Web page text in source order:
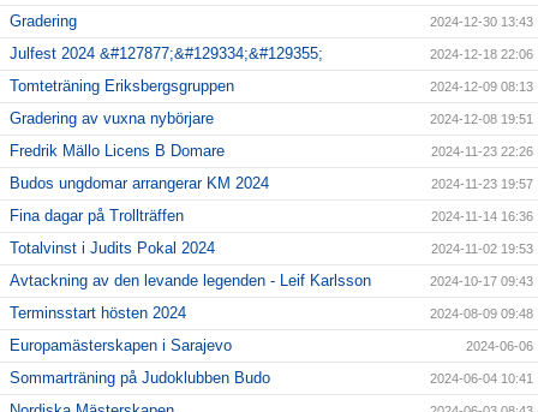
Gradering 2024-12-30 13:43
Julfest 2024 &#127877;&#129334;&#129355; 2024-12-18 22:06
Tomteträning Eriksbergsgruppen 2024-12-09 08:13
Gradering av vuxna nybörjare 2024-12-08 19:51
Fredrik Mällo Licens B Domare 2024-11-23 22:26
Budos ungdomar arrangerar KM 2024 2024-11-23 19:57
Fina dagar på Trollträffen 2024-11-14 16:36
Totalvinst i Judits Pokal 2024 2024-11-02 19:53
Avtackning av den levande legenden - Leif Karlsson 2024-10-17 09:43
Terminsstart hösten 2024 2024-08-09 09:48
Europamästerskapen i Sarajevo 2024-06-06
Sommarträning på Judoklubben Budo 2024-06-04 10:41